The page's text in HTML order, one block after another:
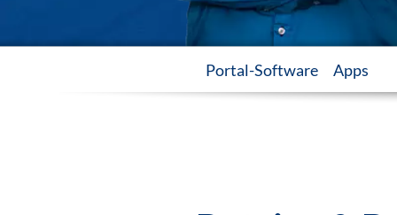
Portal-Software Apps